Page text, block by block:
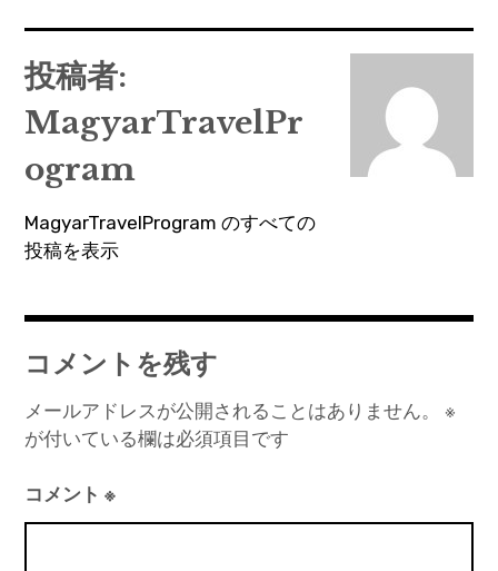
稿
ナ
ビ
ゲ
ー
シ
ョ
ン
投稿者:
MagyarTravelPr
ogram
MagyarTravelProgram のすべての
投稿を表示
コメントを残す
メールアドレスが公開されることはありません。
※
が付いている欄は必須項目です
コメント※